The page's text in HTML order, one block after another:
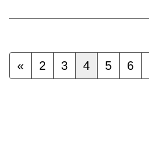
« 2 3 4 5 6